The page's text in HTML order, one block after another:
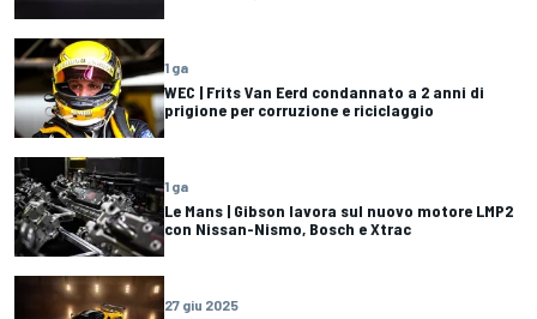
1 ga
WEC | Frits Van Eerd condannato a 2 anni di
prigione per corruzione e riciclaggio
1 ga
Le Mans | Gibson lavora sul nuovo motore LMP2
con Nissan-Nismo, Bosch e Xtrac
27 giu 2025